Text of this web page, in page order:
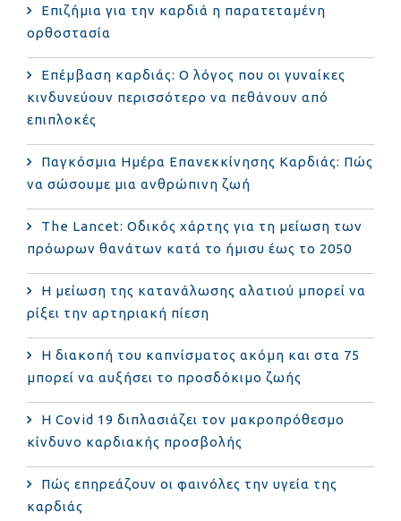
Επιζήμια για την καρδιά η παρατεταμένη
ορθοστασία
Επέμβαση καρδιάς: Ο λόγος που οι γυναίκες
κινδυνεύουν περισσότερο να πεθάνουν από
επιπλοκές
Παγκόσμια Ημέρα Επανεκκίνησης Καρδιάς: Πώς
να σώσουμε μια ανθρώπινη ζωή
The Lancet: Οδικός χάρτης για τη μείωση των
πρόωρων θανάτων κατά το ήμισυ έως το 2050
Η μείωση της κατανάλωσης αλατιού μπορεί να
ρίξει την αρτηριακή πίεση
Η διακοπή του καπνίσματος ακόμη και στα 75
μπορεί να αυξήσει το προσδόκιμο ζωής
Η Covid 19 διπλασιάζει τον μακροπρόθεσμο
κίνδυνο καρδιακής προσβολής
Πώς επηρεάζουν οι φαινόλες την υγεία της
καρδιάς